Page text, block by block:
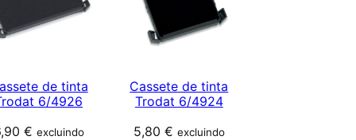
de tinta
6/4926
€ excluindo
Cassete de tinta
Trodat 6/4924
5,80 € excluindo